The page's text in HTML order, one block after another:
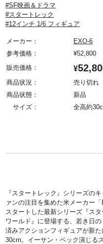
#SF映画＆ドラマ
#スタートレック
#12インチ 1/6 フィギュア
メーカー：
EXO-6
参考価格：
¥52,800
販売価格：
¥
商品状況：
売り切れ
商品状態：
新品
サイズ：
全高約
『スタートレック』シリーズの
ァンの注目を集めた米メーカー
スタートした最新シリーズ『ス
ワールド』に登場する、若き日
済みアクションフィギュアが新
30cm。イーサン・ペック演じる